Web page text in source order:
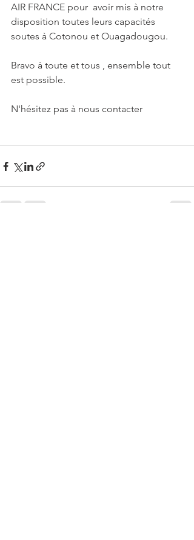
AIR FRANCE pour  avoir mis à notre
disposition toutes leurs capacités
soutes à Cotonou et Ouagadougou.
Bravo à toute et tous , ensemble tout
est possible.
N'hésitez pas à nous contacter